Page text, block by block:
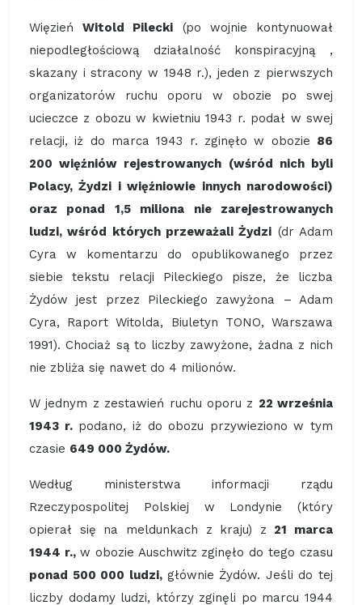
WięzieńWitold Pilecki (po wojnie kontynuował
niepodległościową działalność konspiracyjną ,
skazany i stracony w 1948 r.), jeden z pierwszych
organizatorów ruchu oporu w obozie po swej
ucieczce z obozu w kwietniu 1943 r. podał w swej
relacji, iż do marca 1943 r. zginęło w obozie 86
200 więźniów rejestrowanych (wśród nich byli
Polacy, Żydzi i więźniowie innych narodowości)
oraz ponad 1,5 miliona nie zarejestrowanych
ludzi, wśród których przeważali Żydzi (dr Adam
Cyra w komentarzu do opublikowanego przez
siebie tekstu relacji Pileckiego pisze, że liczba
Żydów jest przez Pileckiego zawyżona – Adam
Cyra, Raport Witolda, Biuletyn TONO, Warszawa
1991). Chociaż są to liczby zawyżone, żadna z nich
nie zbliża się nawet do 4 milionów.
W jednym z zestawień ruchu oporu z 22 września
1943 r.podano, iż do obozu przywieziono w tym
czasie 649 000 Żydów.
Według ministerstwa informacji rządu
Rzeczypospolitej Polskiej w Londynie (który
opierał się na meldunkach z kraju) z 21 marca
1944 r., w obozie Auschwitz zginęło do tego czasu
ponad 500 000 ludzi, głównie Żydów. Jeśli do tej
liczby dodamy ludzi, którzy zginęli po marcu 1944